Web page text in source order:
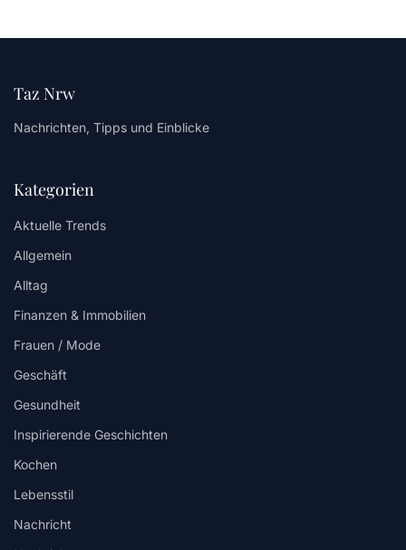
Taz Nrw
Nachrichten, Tipps und Einblicke
Kategorien
Aktuelle Trends
Allgemein
Alltag
Finanzen & Immobilien
Frauen / Mode
Geschäft
Gesundheit
Inspirierende Geschichten
Kochen
Lebensstil
Nachricht